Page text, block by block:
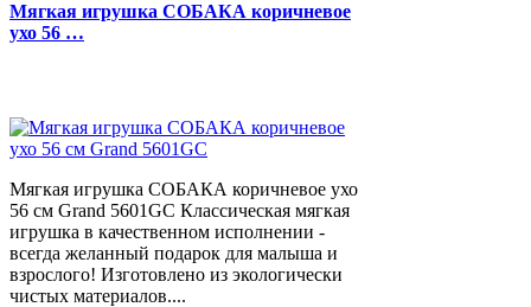
Мягкая игрушка СОБАКА коричневое
ухо 56 …
Мягкая игрушка СОБАКА коричневое ухо
56 см Grand 5601GC Классическая мягкая
игрушка в качественном исполнении -
всегда желанный подарок для малыша и
взрослого! Изготовлено из экологически
чистых материалов....